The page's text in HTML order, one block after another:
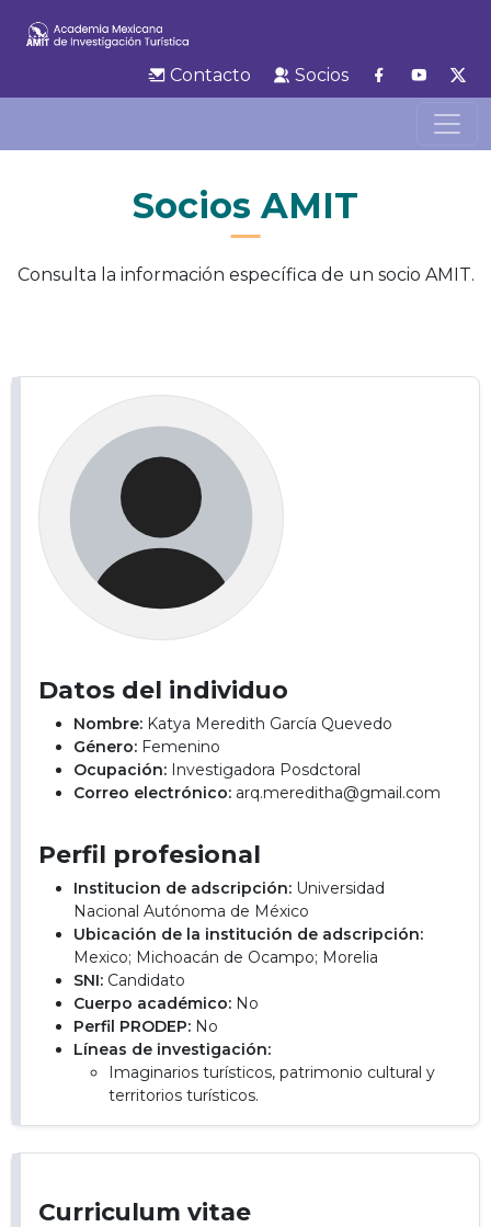
Contacto Socios
Socios AMIT
Consulta la información específica de un socio AMIT.
Datos del individuo
Nombre: Katya Meredith García Quevedo
Género: Femenino
Ocupación: Investigadora Posdctoral
Correo electrónico: arq.mereditha@gmail.com
Perfil profesional
Institucion de adscripción: Universidad
Nacional Autónoma de México
Ubicación de la institución de adscripción:
Mexico; Michoacán de Ocampo; Morelia
SNI: Candidato
Cuerpo académico: No
Perfil PRODEP: No
Líneas de investigación:
Imaginarios turísticos, patrimonio cultural y
territorios turísticos.
Curriculum vitae